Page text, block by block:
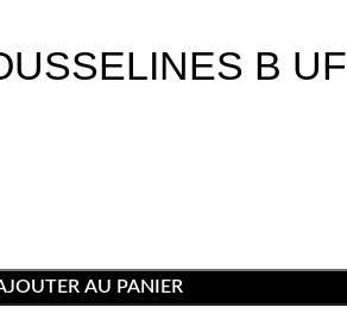
B UF
AU PANIER